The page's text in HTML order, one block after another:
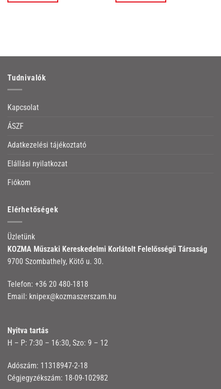
Tudnivalók
Kapcsolat
ÁSZF
Adatkezelési tájékoztató
Elállási nyilatkozat
Fiókom
Elérhetőségek
Üzletünk
KOZMA Műszaki Kereskedelmi Korlátolt Felelősségű Társaság
9700 Szombathely, Kötő u. 30.
Telefon: +36 20 480-1818
Email: knipex@kozmaszerszam.hu
Nyitva tartás
H – P: 7:30 – 16:30, Szo: 9 – 12
Adószám: 11318947-2-18
Cégjegyzékszám: 18-09-102982